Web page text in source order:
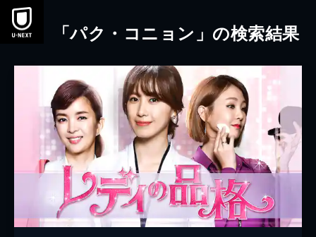
本文へスキップ
「パク・コニョン」の検索結果